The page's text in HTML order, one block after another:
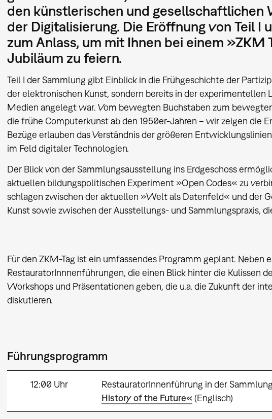
den künstlerischen und gesellschaftlichen
der Digitalisierung. Die Eröffnung von Teil I
zum Anlass, um mit Ihnen bei einem »ZKM
Jubiläum zu feiern.
Teil I der Sammlung gibt Einblick in die Frühgeschichte der
der elektronischen Kunst, sondern bereits in der
Medien angelegt war. Vom bewegten Buchstaben zum
die frühe Computerkunst ab den 1950er-Jahren – wir zeigen die
Bezüge erlauben das Verständnis der größeren
im Feld digitaler Technologien.
Der Blick von der Sammlungsausstellung ins Erdgeschoss
aktuellen bildungspolitischen Experiment »Open Codes« zu
schlagen zwischen der aktuellen »Welt als Datenfeld« und der
Kunst sowie zwischen der Ausstellungs- und Sammlungspraxis,
Für den ZKM-Tag ist ein umfassendes Programm geplant. Neben
RestauratorInnnenführungen, die einen Blick hinter die Kulissen
Workshops und Präsentationen geben, die u.a. die Zukunft der
diskutieren.
Führungsprogramm
12:00 Uhr RestauratorInnenführung in der
History of the Future« (Englisch)